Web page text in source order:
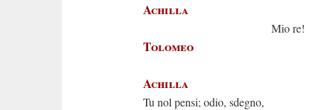
Achilla
Mio re!
Tolomeo
Che
Achilla
Tu nol pensi; odio, sdegno,